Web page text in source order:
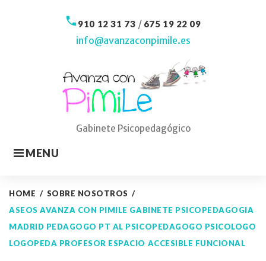
Gabinete Psicopedagógico
MENU
call910 12 31 73 / 675 19 22 09
info@avanzaconpimile.es
HOME / SOBRE NOSOTROS /
ASEOS AVANZA CON PIMILE GABINETE PSICOPEDAGOGIA
MADRID PEDAGOGO PT AL PSICOPEDAGOGO PSICOLOGO
LOGOPEDA PROFESOR ESPACIO ACCESIBLE FUNCIONAL